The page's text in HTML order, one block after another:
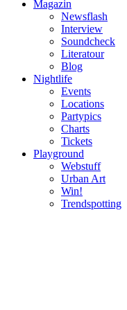
Magazin
Newsflash
Interview
Soundcheck
Literatour
Blog
Nightlife
Events
Locations
Partypics
Charts
Tickets
Playground
Webstuff
Urban Art
Win!
Trendspotting